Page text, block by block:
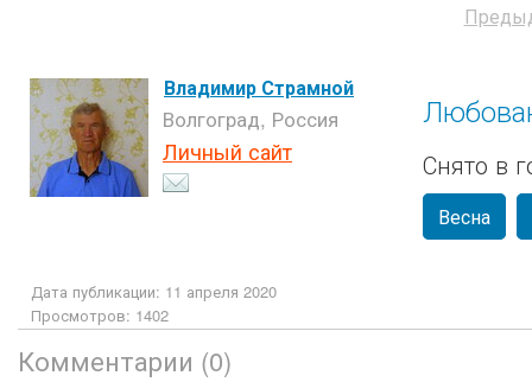
Владимир Страмной
Волгоград, Россия
Личный сайт Снято в
Весна
Дата публикации: 11 апреля 2020
Просмотров: 1402
Комментарии (0)